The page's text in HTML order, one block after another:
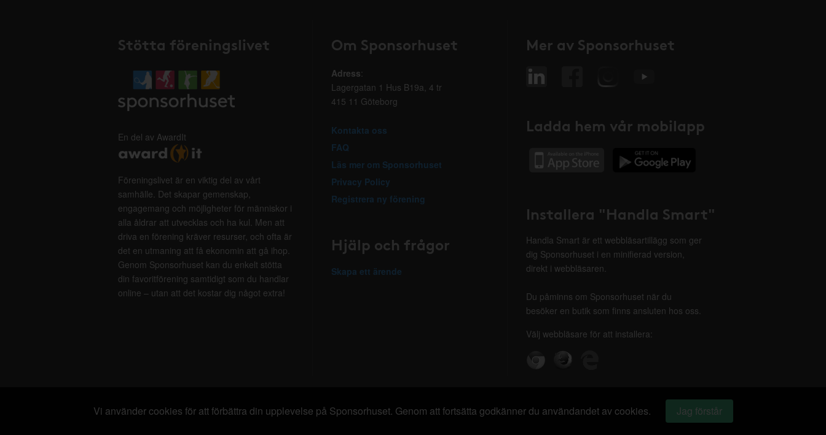
Stötta föreningslivet
En del av AwardIt
Föreningslivet är en viktig del av vårt
samhälle. Det skapar gemenskap,
engagemang och möjligheter för människor i
alla åldrar att utvecklas och ha kul. Men att
driva en förening kräver resurser, och ofta är
det en utmaning att få ekonomin att gå ihop.
Genom Sponsorhuset kan du enkelt stötta
din favoritförening samtidigt som du handlar
online – utan att det kostar dig något extra!
Om Sponsorhuset
Adress:
Lagergatan 1 Hus B19a, 4 tr
415 11 Göteborg
Kontakta oss
FAQ
Läs mer om Sponsorhuset
Privacy Policy
Registrera ny förening
Hjälp och frågor
Skapa ett ärende
Mer av Sponsorhuset
Ladda hem vår mobilapp
Installera "Handla Smart"
Handla Smart är ett webbläsartillägg som ger
dig Sponsorhuset i en minifierad version,
direkt i webbläsaren.
Du påminns om Sponsorhuset när du
besöker en butik som finns ansluten hos oss.
Välj webbläsare för att installera:
Vi använder cookies för att förbättra din upplevelse på Sponsorhuset. Genom att fortsätta godkänner du användandet av cookies. Jag förstår